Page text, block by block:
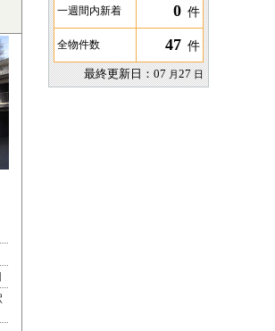
一週間内新着 0 件
全物件数 47 件
最終更新日：07 月27 日